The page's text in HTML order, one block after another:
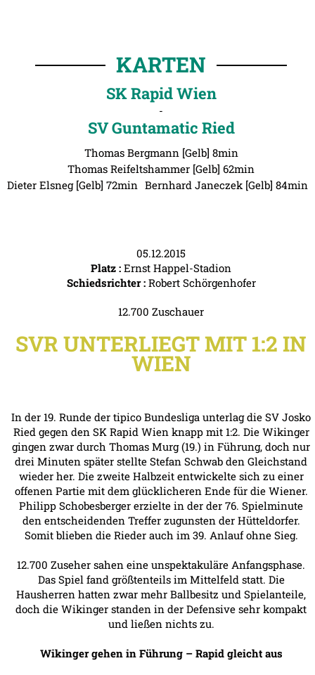
KARTEN
SK Rapid Wien
-
SV Guntamatic Ried
Thomas Bergmann [Gelb] 8min
Thomas Reifeltshammer [Gelb] 62min
Dieter Elsneg [Gelb] 72min Bernhard Janeczek [Gelb] 84min
05.12.2015
Platz : Ernst Happel-Stadion
Schiedsrichter : Robert Schörgenhofer
12.700 Zuschauer
SVR UNTERLIEGT MIT 1:2 IN
WIEN
In der 19. Runde der tipico Bundesliga unterlag die SV Josko
Ried gegen den SK Rapid Wien knapp mit 1:2. Die Wikinger
gingen zwar durch Thomas Murg (19.) in Führung, doch nur
drei Minuten später stellte Stefan Schwab den Gleichstand
wieder her. Die zweite Halbzeit entwickelte sich zu einer
offenen Partie mit dem glücklicheren Ende für die Wiener.
Philipp Schobesberger erzielte in der der 76. Spielminute
den entscheidenden Treffer zugunsten der Hütteldorfer.
Somit blieben die Rieder auch im 39. Anlauf ohne Sieg.
12.700 Zuseher sahen eine unspektakuläre Anfangsphase.
Das Spiel fand größtenteils im Mittelfeld statt. Die
Hausherren hatten zwar mehr Ballbesitz und Spielanteile,
doch die Wikinger standen in der Defensive sehr kompakt
und ließen nichts zu.
Wikinger gehen in Führung – Rapid gleicht aus